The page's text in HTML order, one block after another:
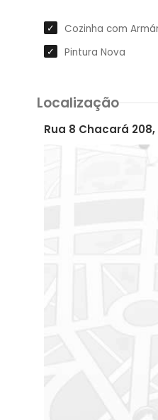
Cozinha com
Pintura Nova
Localização
Rua 8 Chacará 208,